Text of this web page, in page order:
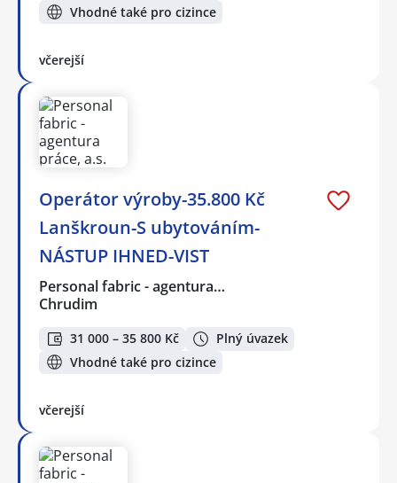
Vhodné také pro cizince
včerejší
Operátor výroby-35.800 Kč
Lanškroun-S ubytováním-
NÁSTUP IHNED-VIST
Personal fabric - agentura…
Chrudim
31 000 – 35 800 Kč
Plný úvazek
Vhodné také pro cizince
včerejší